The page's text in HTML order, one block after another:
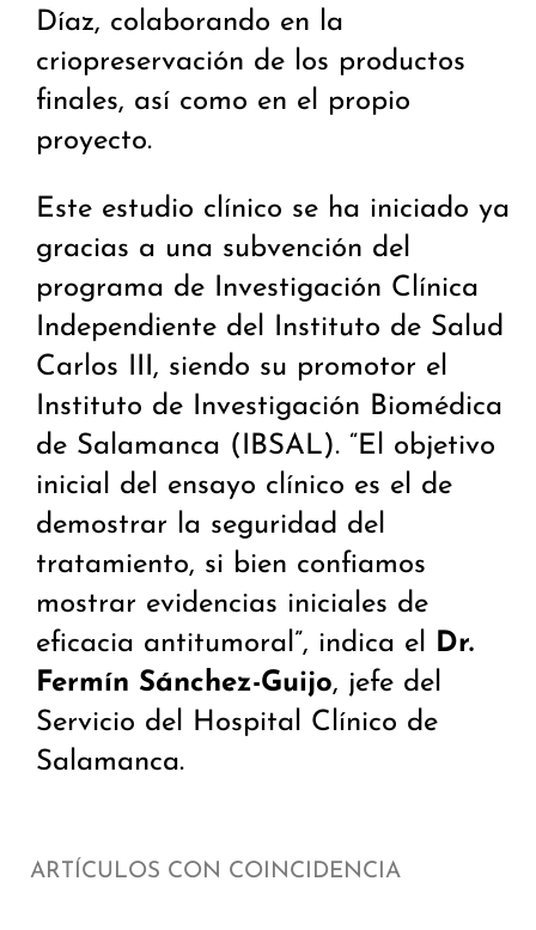
Díaz, colaborando en la
criopreservación de los productos
finales, así como en el propio
proyecto.
Este estudio clínico se ha iniciado ya
gracias a una subvención del
programa de Investigación Clínica
Independiente del Instituto de Salud
Carlos III, siendo su promotor el
Instituto de Investigación Biomédica
de Salamanca (IBSAL). “El objetivo
inicial del ensayo clínico es el de
demostrar la seguridad del
tratamiento, si bien confiamos
mostrar evidencias iniciales de
eficacia antitumoral”, indica el Dr.
Fermín Sánchez-Guijo, jefe del
Servicio del Hospital Clínico de
Salamanca.
ARTÍCULOS CON COINCIDENCIA